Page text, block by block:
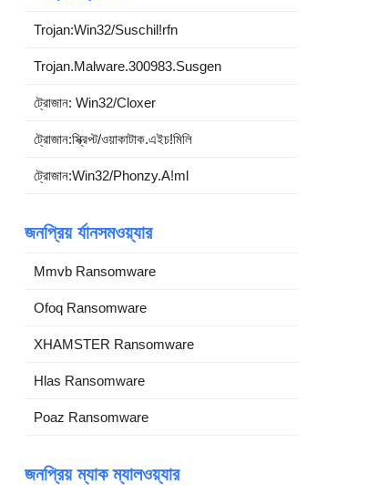
Trojan:Win32/Suschil!rfn
Trojan.Malware.300983.Susgen
ট্রোজান: Win32/Cloxer
ট্রোজান:স্ক্রিপ্ট/ওয়াকাটাক.এইচ!মিলি
ট্রোজান:Win32/Phonzy.A!ml
জনপ্রিয় র্যানসমওয়্যার
Mmvb Ransomware
Ofoq Ransomware
XHAMSTER Ransomware
Hlas Ransomware
Poaz Ransomware
জনপ্রিয় ম্যাক ম্যালওয়্যার